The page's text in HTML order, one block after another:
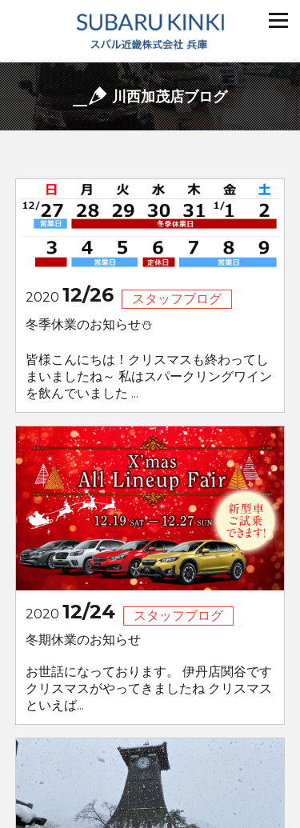
川西加茂店ブログ
2020 12/26
スタッフブログ
冬季休業のお知らせ⛄
皆様こんにちは！クリスマスも終わってし
まいましたね～ 私はスパークリングワイン
を飲んでいました ...
2020 12/24
スタッフブログ
冬期休業のお知らせ
お世話になっております。 伊丹店関谷です
クリスマスがやってきましたね クリスマス
といえば...